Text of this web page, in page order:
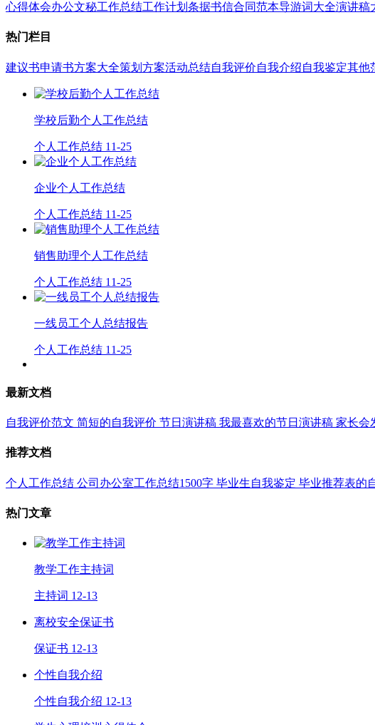
心得体会办公文秘工作总结工作计划 条据书信合同范本导游词大全演讲稿
热门栏目
建议书申请书方案大全策划方案活动总结自我评价自我介绍自我鉴定其他
学校后勤个人工作总结
个人工作总结 11-25
企业个人工作总结
个人工作总结 11-25
销售助理个人工作总结
个人工作总结 11-25
一线员工个人总结报告
个人工作总结 11-25
最新文档
自我评价范文 简短的自我评价 节日演讲稿 我最喜欢的节日演讲稿 家长会
推荐文档
个人工作总结 公司办公室工作总结1500字 毕业生自我鉴定 毕业推荐表的
热门文章
教学工作主持词
主持词 12-13
离校安全保证书
保证书 12-13
个性自我介绍
个性自我介绍 12-13